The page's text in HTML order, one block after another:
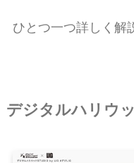
ひとつ一つ詳しく解
デジタルハリウ